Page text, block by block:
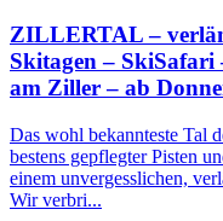
ZILLERTAL –
Skitagen –
am Ziller – ab
Das wohl bekannteste Tal
bestens gepflegter Pisten
einem unvergesslichen,
Wir verbri...